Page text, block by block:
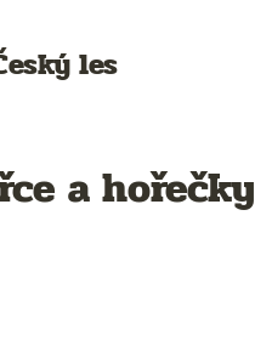
les
a hořečky